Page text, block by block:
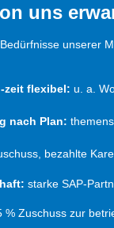
uns
unserer
zeit flexibel: u. a.
nach Plan:
bezahlte
starke SAP-
% Zuschuss zur